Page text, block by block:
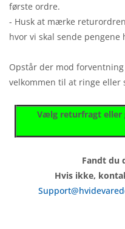
første ordre.
- Husk at mærke
hvor vi skal sende pengene
Opstår der mod
velkommen til at ringe
Vælg returfragt eller
Fandt du
Hvis ikke,